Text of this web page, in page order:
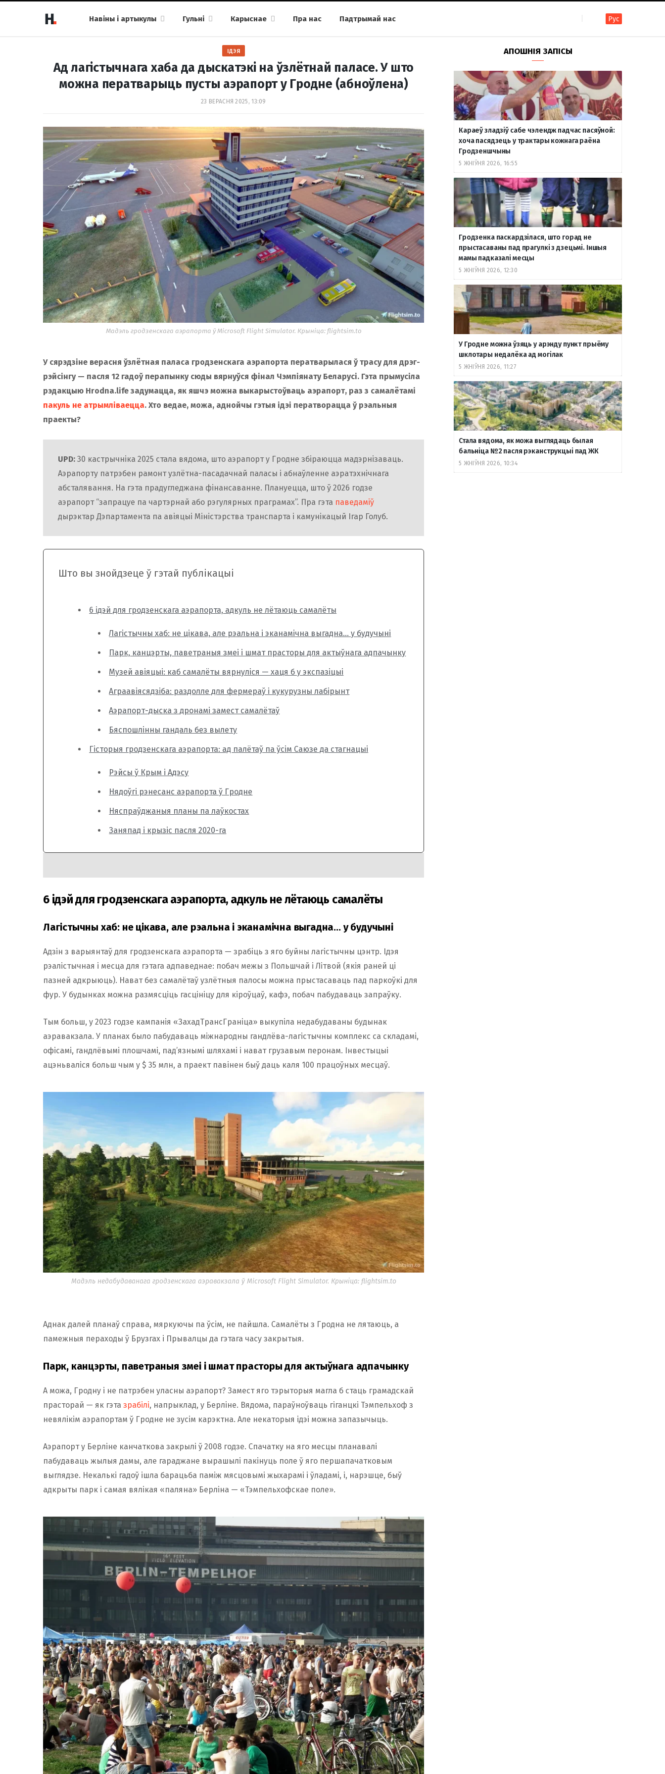
Навіны і артыкулы Гульні Карыснае Пра нас
Падтрымай нас
F
a
c
e
I
n
s
t
g
r
m
T
e
l
e
r
R
S
S
Y
o
u
T
b
В
к
о
н
а
к
е
Рус
ІДЭЯ
Ад лагістычнага хаба да дыскатэкі на ўзлётнай паласе. У што
можна ператварыць пусты аэрапорт у Гродне (абноўлена)
23 ВЕРАСНЯ 2025, 13:09
Мадэль гродзенскага аэрапорта ў Microsoft Flight Simulator. Крыніца: flightsim.to
У сярэдзіне верасня ўзлётная паласа гродзенскага аэрапорта ператварылася ў трасу для дрэг-
рэйсінгу — пасля 12 гадоў перапынку сюды вярнуўся фінал Чэмпіянату Беларусі. Гэта прымусіла
рэдакцыю Hrodna.life задумацца, як яшчэ можна выкарыстоўваць аэрапорт, раз з самалётамі
пакуль не атрымліваецца. Хто ведае, можа, аднойчы гэтыя ідэі ператворацца ў рэальныя
праекты?
UPD: 30 кастрычніка 2025 стала вядома, што аэрапорт у Гродне збіраюцца мадэрнізаваць.
Аэрапорту патрэбен рамонт узлётна-пасадачнай паласы і абнаўленне аэратэхнічнага
абсталявання. На гэта прадугледжана фінансаванне. Плануецца, што ў 2026 годзе
аэрапорт “запрацуе па чартэрнай або рэгулярных праграмах”. Пра гэта паведаміў
дырэктар Дэпартамента па авіяцыі Міністэрства транспарта і камунікацый Ігар Голуб.
Што вы знойдзеце ў гэтай публікацыі
6 ідэй для гродзенскага аэрапорта, адкуль не лётаюць самалёты
Лагістычны хаб: не цікава, але рэальна і эканамічна выгадна… у будучыні
Парк, канцэрты, паветраныя змеі і шмат прасторы для актыўнага адпачынку
Музей авіяцыі: каб самалёты вярнуліся — хаця б у экспазіцыі
Аграавіясядзіба: раздолле для фермераў і кукурузны лабірынт
Аэрапорт-дыска з дронамі замест самалётаў
Бяспошлінны гандаль без вылету
Гісторыя гродзенскага аэрапорта: ад палётаў па ўсім Саюзе да стагнацыі
Рэйсы ў Крым і Адэсу
Нядоўгі рэнесанс аэрапорта ў Гродне
Няспраўджаныя планы па лаўкостах
Заняпад і крызіс пасля 2020-га
6 ідэй для гродзенскага аэрапорта, адкуль не лётаюць самалёты
Лагістычны хаб: не цікава, але рэальна і эканамічна выгадна… у будучыні
Адзін з варыянтаў для гродзенскага аэрапорта — зрабіць з яго буйны лагістычны цэнтр. Ідэя
рэалістычная і месца для гэтага адпаведнае: побач межы з Польшчай і Літвой (якія раней ці
пазней адкрыюць). Нават без самалётаў узлётныя палосы можна прыстасаваць пад паркоўкі для
фур. У будынках можна размясціць гасцініцу для кіроўцаў, кафэ, побач пабудаваць запраўку.
Тым больш, у 2023 годзе кампанія «ЗахадТрансГраніца» выкупіла недабудаваны будынак
аэравакзала. У планах было пабудаваць міжнародны гандлёва-лагістычны комплекс са складамі,
офісамі, гандлёвымі плошчамі, пад’язнымі шляхамі і нават грузавым перонам. Інвестыцыі
ацэньваліся больш чым у $ 35 млн, а праект павінен быў даць каля 100 працоўных месцаў.
Мадэль недабудаванага гродзенскага аэравакзала ў Microsoft Flight Simulator. Крыніца: flightsim.to
Аднак далей планаў справа, мяркуючы па ўсім, не пайшла. Самалёты з Гродна не лятаюць, а
памежныя пераходы ў Брузгах і Прывалцы да гэтага часу закрытыя.
Парк, канцэрты, паветраныя змеі і шмат прасторы для актыўнага адпачынку
А можа, Гродну і не патрэбен уласны аэрапорт? Замест яго тэрыторыя магла б стаць грамадскай
прасторай — як гэта зрабілі, напрыклад, у Берліне. Вядома, параўноўваць гіганцкі Тэмпельхоф з
невялікім аэрапортам ў Гродне не зусім карэктна. Але некаторыя ідэі можна запазычыць.
Аэрапорт у Берліне канчаткова закрылі ў 2008 годзе. Спачатку на яго месцы планавалі
пабудаваць жылыя дамы, але гараджане вырашылі пакінуць поле ў яго першапачатковым
выглядзе. Некалькі гадоў ішла барацьба паміж мясцовымі жыхарамі і ўладамі, і, нарэшце, быў
адкрыты парк і самая вялікая «паляна» Берліна — «Тэмпельхофскае поле».
АПОШНІЯ ЗАПІСЫ
Караеў зладзіў сабе чэлендж падчас пасяўной:
хоча пасядзець у трактары кожнага раёна
Гродзеншчыны
5 ЖНІЎНЯ 2026, 16:55
Гродзенка паскардзілася, што горад не
прыстасаваны пад прагулкі з дзецьмі. Іншыя
мамы падказалі месцы
5 ЖНІЎНЯ 2026, 12:30
У Гродне можна ўзяць у арэнду пункт прыёму
шклотары недалёка ад могілак
5 ЖНІЎНЯ 2026, 11:27
Стала вядома, як можа выглядаць былая
бальніца №2 пасля рэканструкцыі пад ЖК
5 ЖНІЎНЯ 2026, 10:34